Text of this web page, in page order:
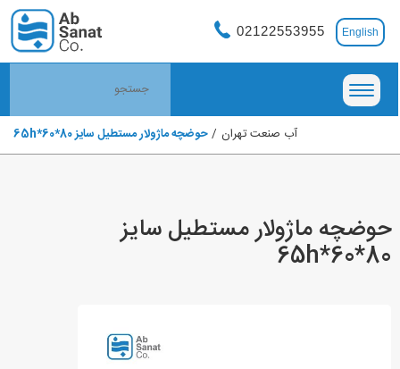
English
02122553955
آب صنعت تهران حوضچه ماژولار مستطیل سایز 80*60*65h
حوضچه ماژولار مستطیل سایز
80*60*65h